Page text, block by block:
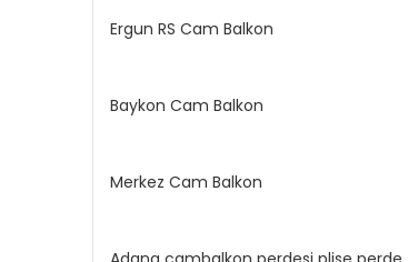
Ergun RS Cam Balkon
Baykon Cam Balkon
Merkez Cam Balkon